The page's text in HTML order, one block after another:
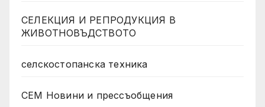
СЕЛЕКЦИЯ И РЕПРОДУКЦИЯ В
ЖИВОТНОВЪДСТВОТО
селскостопанска техника
СЕМ Новини и прессъобщения